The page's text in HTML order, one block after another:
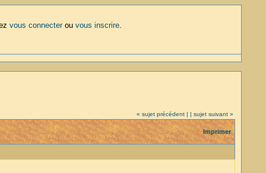
vous connecterou vous inscrire.
« sujet précédent | | sujet suivant »
Imprimer